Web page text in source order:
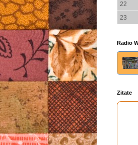
22
23
Radio
Zitate